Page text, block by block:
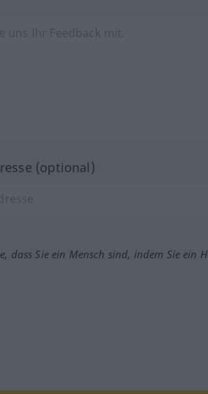
(optional)
dass Sie ein Mensch sind, indem Sie ein